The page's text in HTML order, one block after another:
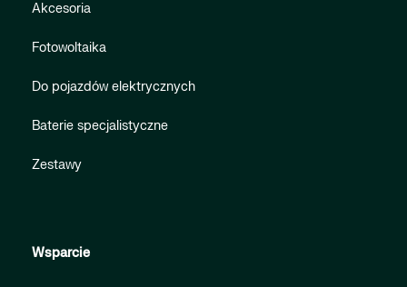
Akcesoria
Fotowoltaika
Do pojazdów elektrycznych
Baterie specjalistyczne
Zestawy
Wsparcie